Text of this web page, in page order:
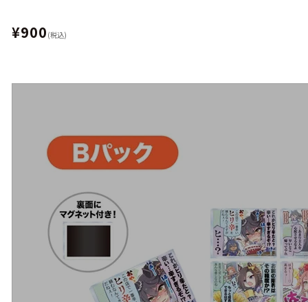
¥900 (税込)